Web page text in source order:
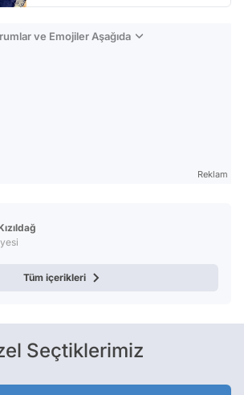
ve Emojiler Aşağıda
Reklam
Tüm içerikleri
Seçtiklerimiz